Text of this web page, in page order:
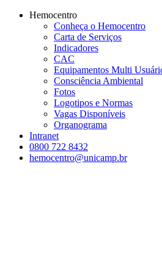
Conteúdo principal
Hemocentro
Conheça o Hemocentro
Carta de Serviços
Indicadores
CAC
Equipamentos Multi
Consciência Ambiental
Fotos
Logotipos e Normas
Vagas Disponíveis
Organograma
Intranet
0800 722 8432
hemocentro@unicamp.br